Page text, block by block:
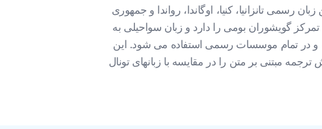
این زبان رسمی تانزانیا، کنیا، اوگاندا، رواندا و جمهوری
گویشوران بومی را دارد و زبان سواحیلی به
و در تمام موسسات رسمی استفاده می شود. این
مبتنی بر متن را در مقایسه با زبانهای تونال